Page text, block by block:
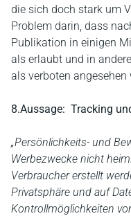
die sich doch stark um
Problem darin, dass
Publikation in einigen
als erlaubt und in
als verboten angesehen
8.Aussage: Tracking
„Persönlichkeits- und
Werbezwecke nicht
Verbraucher erstellt
Privatsphäre und auf
Kontrollmöglichkeiten